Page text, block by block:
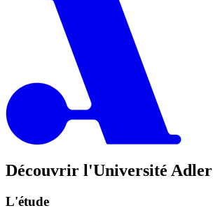
Découvrir l'Université Adler
L'étude